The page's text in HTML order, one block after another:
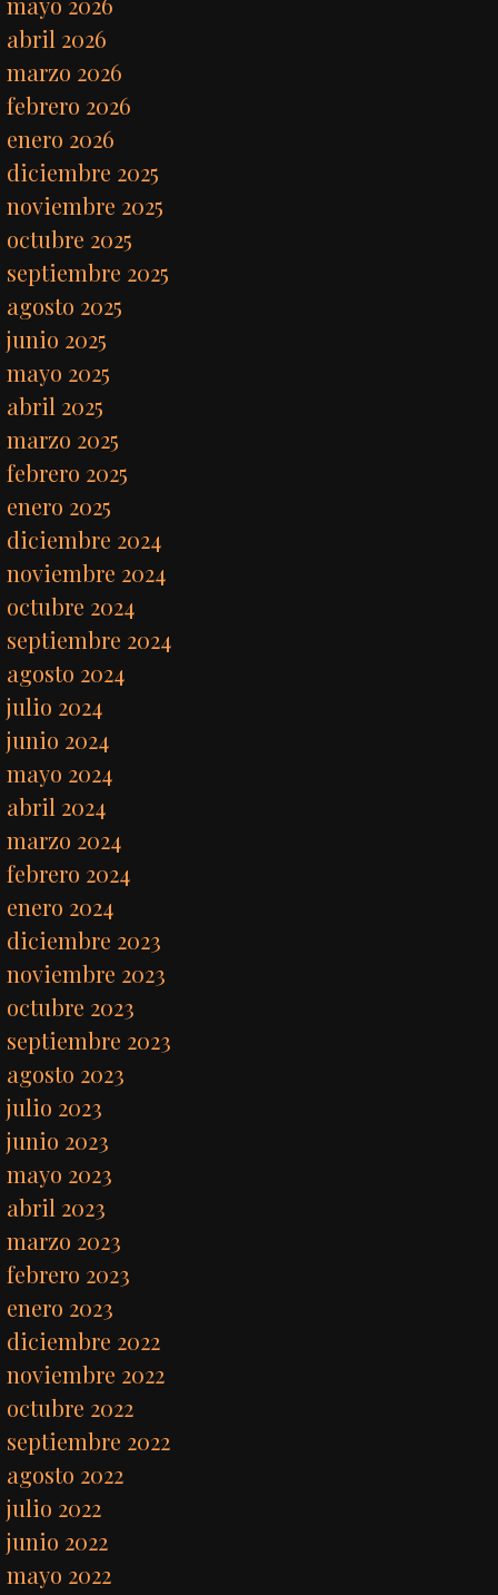
abril 2026
marzo 2026
febrero 2026
enero 2026
diciembre 2025
noviembre 2025
octubre 2025
septiembre 2025
agosto 2025
junio 2025
mayo 2025
abril 2025
marzo 2025
febrero 2025
enero 2025
diciembre 2024
noviembre 2024
octubre 2024
septiembre 2024
agosto 2024
julio 2024
junio 2024
mayo 2024
abril 2024
marzo 2024
febrero 2024
enero 2024
diciembre 2023
noviembre 2023
octubre 2023
septiembre 2023
agosto 2023
julio 2023
junio 2023
mayo 2023
abril 2023
marzo 2023
febrero 2023
enero 2023
diciembre 2022
noviembre 2022
octubre 2022
septiembre 2022
agosto 2022
julio 2022
junio 2022
mayo 2022